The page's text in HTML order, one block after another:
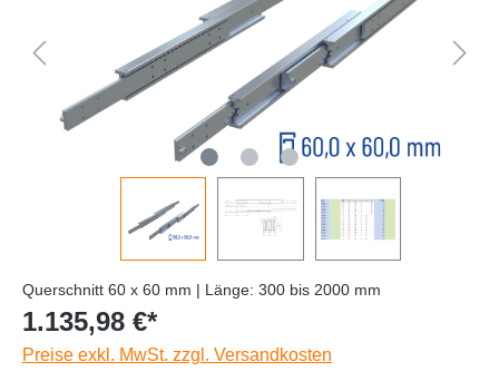
Querschnitt 60 x 60 mm | Länge: 300 bis 2000 mm
1.135,98 €*
Preise exkl. MwSt. zzgl. Versandkosten